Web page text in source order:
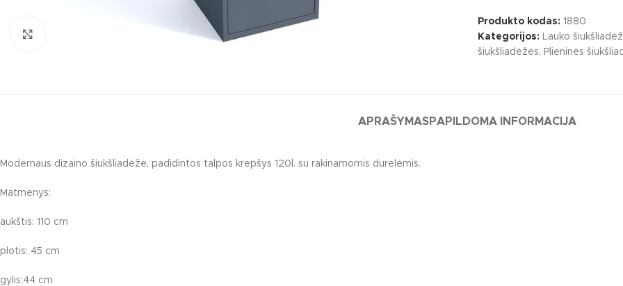
Multifunkciniai vaikų žaidimų įrenginiai Batutai
Produkto kodas: 1880
Kategorijos: Lauko
šiukšliadėžės, Plieninės
APRAŠYMASPAPILDOMA INFORMACIJA
Modernaus dizaino šiukšliadėžė, padidintos talpos krepšys 120l. su rakinamomis durelėmis.
Matmenys:
aukštis: 110 cm
plotis: 45 cm
gylis:44 cm